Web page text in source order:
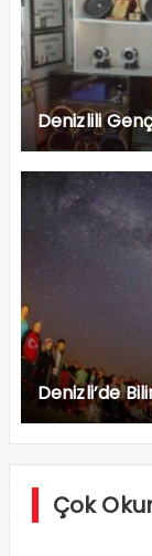
Denizlili
Denizli’de
Çok